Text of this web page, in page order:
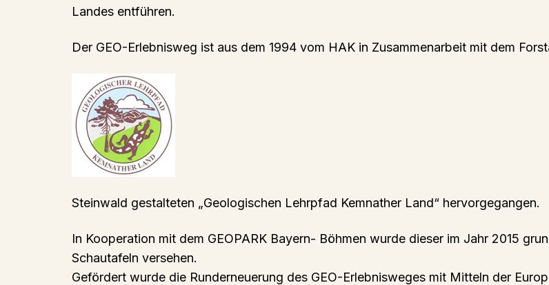
Landes entführen.
Der GEO-Erlebnisweg ist aus dem 1994 vom HAK in Zusammenarbeit mit dem
Steinwald gestalteten „Geologischen Lehrpfad Kemnather Land“ hervorgegangen.
In Kooperation mit dem GEOPARK Bayern- Böhmen wurde dieser im Jahr 2015
Schautafeln versehen.
Gefördert wurde die Runderneuerung des GEO-Erlebnisweges mit Mitteln der